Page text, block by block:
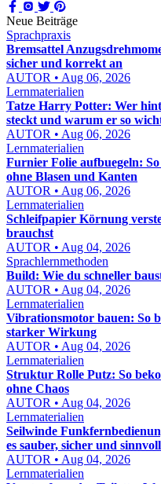
Neue Beiträge
Sprachpraxis
Bremsattel
sicher und korrekt an
AUTOR • Aug 06, 2026
Lernmaterialien
Tatze Harry Potter: Wer
steckt und warum er so
AUTOR • Aug 06, 2026
Lernmaterialien
Furnier Folie aufbuegeln:
ohne Blasen und Kanten
AUTOR • Aug 06, 2026
Lernmaterialien
Schleifpapier Körnung
brauchst
AUTOR • Aug 04, 2026
Sprachlernmethoden
Build: Wie du schneller
AUTOR • Aug 04, 2026
Lernmaterialien
Vibrationsmotor bauen: So
starker Wirkung
AUTOR • Aug 04, 2026
Lernmaterialien
Struktur Rolle Putz: So
ohne Chaos
AUTOR • Aug 04, 2026
Lernmaterialien
Seilwinde
es sauber, sicher und sinnvoll
AUTOR • Aug 04, 2026
Lernmaterialien